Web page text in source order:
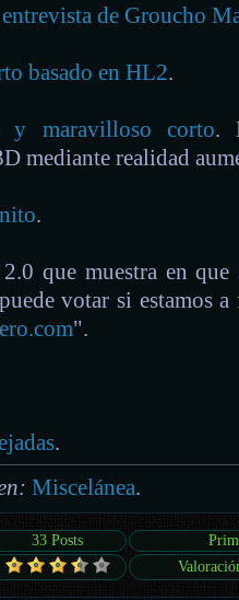
de Groucho
basado en HL2.
y maravilloso corto.
mediante realidad
.
que muestra en
votar si estamos
".
.
Miscelánea.
33 Posts